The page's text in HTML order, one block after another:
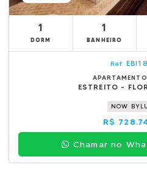
1
DORM
1
BANHEIRO
Ref.
ESTREITO -
NOW
R$
Chamar no